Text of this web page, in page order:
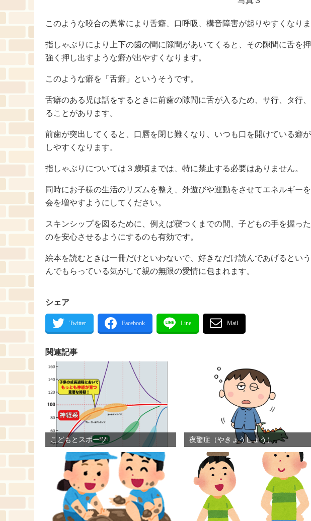
このような咬合の異常により舌癖、口呼吸、構音障害が起りやすくなりま
指しゃぶりにより上下の歯の間に隙間があいてくると、その隙間に舌を
強く押し出すような癖が出やすくなります。
このような癖を「舌癖」というそうです。
舌癖のある児は話をするときに前歯の隙間に舌が入るため、サ行、タ行
ることがあります。
前歯が突出してくると、口唇を閉じ難くなり、いつも口を開けている癖
しやすくなります。
指しゃぶりについては３歳頃までは、特に禁止する必要はありません。
同時にお子様の生活のリズムを整え、外遊びや運動をさせてエネルギー
会を増やすようにしてください。
スキンシップを図るために、例えば寝つくまでの間、子どもの手を握っ
のを安心させるようにするのも有効です。
絵本を読むときは一冊だけといわないで、好きなだけ読んであげるとい
んでもらっている気がして親の無限の愛情に包まれます。
シェア
関連記事
こどもとスポーツ 夜驚症（やきょうしょう）